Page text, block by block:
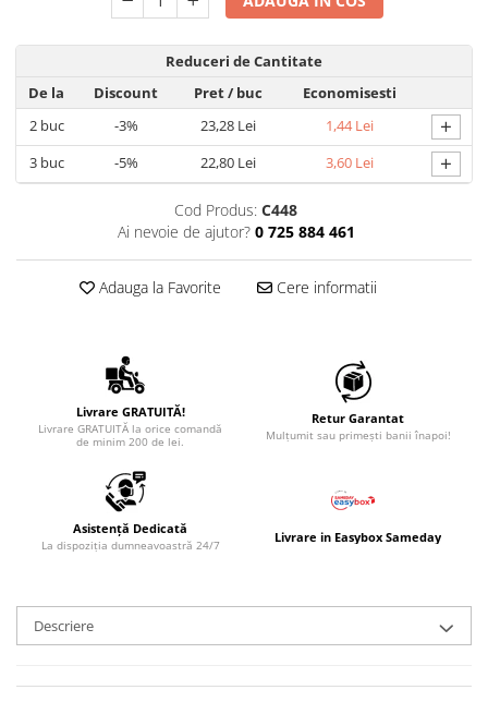
Reduceri de Cantitate
De la
Discount Pret/ buc
Economisesti
2buc -3% 23,28 Lei 1,44 Lei +
3buc -5% 22,80 Lei 3,60 Lei +
Cod Produs: C448
Ai nevoie de ajutor? 0 725 884 461
Adauga la Favorite Cere informatii
Livrare GRATUITĂ!
Livrare GRATUITĂ la orice comandă
de minim 200 de lei.
Retur Garantat
Mulțumit sau primești banii înapoi!
Asistență Dedicată
La dispoziția dumneavoastră 24/7
Livrare in Easybox Sameday
Descriere